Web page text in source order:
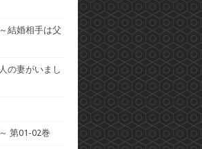
結婚相手は父
の妻がいまし
第01-02巻